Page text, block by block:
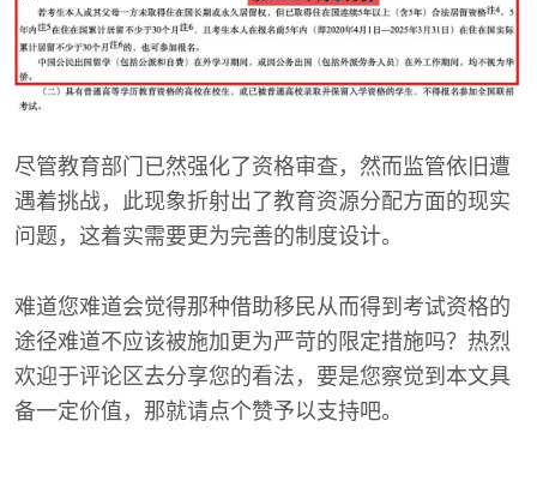
尽管教育部门已然强化了资格审查，然而监管依旧遭
遇着挑战，此现象折射出了教育资源分配方面的现实
问题，这着实需要更为完善的制度设计。
难道您难道会觉得那种借助移民从而得到考试资格的
途径难道不应该被施加更为严苛的限定措施吗？热烈
欢迎于评论区去分享您的看法，要是您察觉到本文具
备一定价值，那就请点个赞予以支持吧。